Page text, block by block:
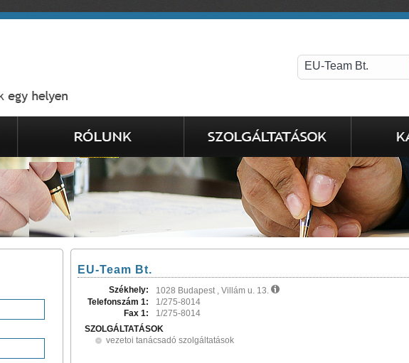
EU-Team Bt.
Székhely:
1028 Budapest , Villám u. 13.
Telefonszám 1:
1/275-8014
Fax 1:
1/275-8014
SZOLGÁLTATÁSOK
vezetoi tanácsadó szolgáltatások